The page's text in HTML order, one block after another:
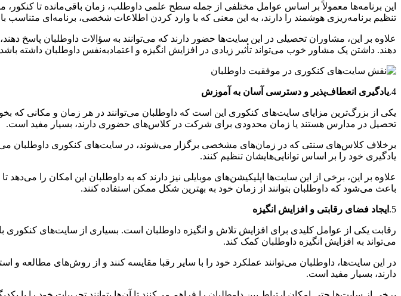
این برنامه‌ها معمولاً بر اساس عوامل مختلفی از جمله سطح علمی داوطلب، زمان باقی‌مانده تا
تنظیم برنامه‌ریزی هوشمند را دارند، به این معنی که با وارد کردن اطلاعات شخصی، برنامه‌ای متناسب
علاوه بر این، مشاوران تحصیلی در این سایت‌ها حضور دارند که می‌توانند به سؤالات داوطلبان پاسخ
دهند. داشتن یک مشاور خوب می‌تواند تأثیر زیادی در افزایش انگیزه و اعتمادبه‌نفس داوطلبان داشته
4. یادگیری انعطاف‌پذیر و دسترسی آسان به آموزش
یکی از بزرگ‌ترین مزایای سایت‌های کنکوری این است که داوطلبان می‌توانند در هر زمان و مکانی
تحصیل در مدارس هستند یا زمان محدودی برای شرکت در کلاس‌های حضوری دارند، بسیار مفید است.
برخلاف کلاس‌های سنتی که در زمان‌های مشخصی برگزار می‌شوند، در سایت‌های کنکوری داوطلبان
یادگیری خود را بر اساس توانایی‌هایشان تنظیم کنند.
علاوه بر این، برخی از این سایت‌ها اپلیکیشن‌های موبایلی نیز دارند که به داوطلبان این امکان را
باعث می‌شود که داوطلبان بتوانند از زمان خود به بهترین شکل ممکن استفاده کنند.
5. ایجاد فضای رقابتی و افزایش انگیزه
رقابت یکی از عوامل کلیدی برای افزایش تلاش و انگیزه داوطلبان است. بسیاری از سایت‌های کنکوری
می‌تواند به افزایش انگیزه داوطلبان کمک کند.
در این سایت‌ها، داوطلبان می‌توانند عملکرد خود را با سایر رقبا مقایسه کنند و از روش‌های مطالعه و
دارند، بسیار مفید است.